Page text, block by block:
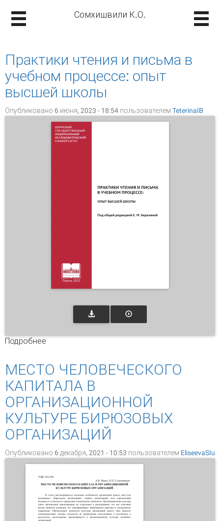
Сомхишвили К.О.
Практики чтения и письма в
учебном процессе: опыт
высшей школы
Опубликовано 6 июня, 2023 - 18:54 пользователем TeterinaIB
Подробнее
МЕСТО ЧЕЛОВЕЧЕСКОГО
КАПИТАЛА В
ОРГАНИЗАЦИОННОЙ
КУЛЬТУРЕ БИРЮЗОВЫХ
ОРГАНИЗАЦИЙ
Опубликовано 6 декабря, 2021 - 10:53 пользователем EliseevaSIu